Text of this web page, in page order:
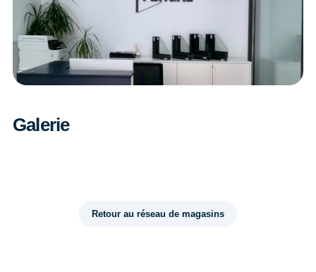
Galerie
Retour au réseau de magasins